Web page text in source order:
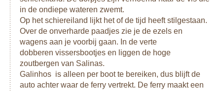
in de ondiepe wateren zwemt.
Op het schiereiland lijkt het of de tijd heeft stilgestaan.
Over de onverharde paadjes zie je de ezels en
wagens aan je voorbij gaan. In de verte
dobberen vissersbootjes en liggen de hoge
zoutbergen van Salinas.
Galinhos is alleen per boot te bereiken, dus blijft de
auto achter waar de ferry vertrekt. De ferry maakt een